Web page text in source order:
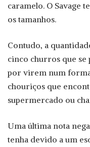
caramelo. O Savage
os tamanhos.
Contudo, a
cinco churros que
por virem num
chouriços que
supermercado ou
Uma última nota
tenha devido a um